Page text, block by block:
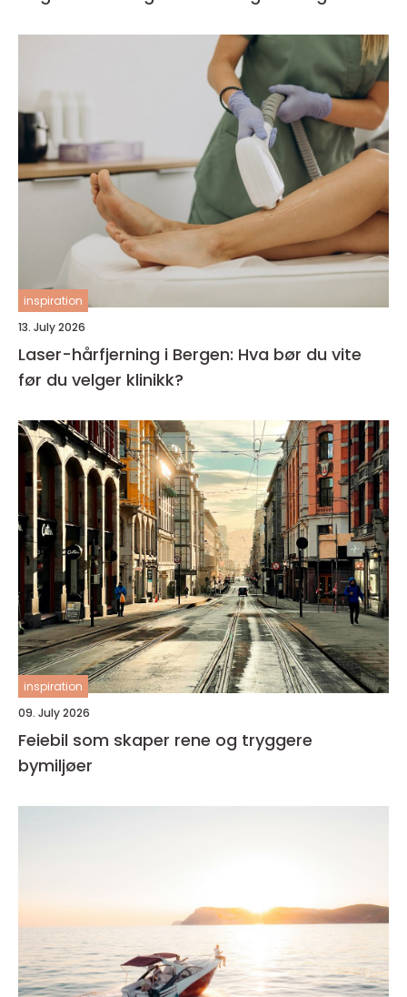
inspiration
13. July 2026
Laser-hårfjerning i Bergen: Hva bør du vite
før du velger klinikk?
inspiration
09. July 2026
Feiebil som skaper rene og tryggere
bymiljøer